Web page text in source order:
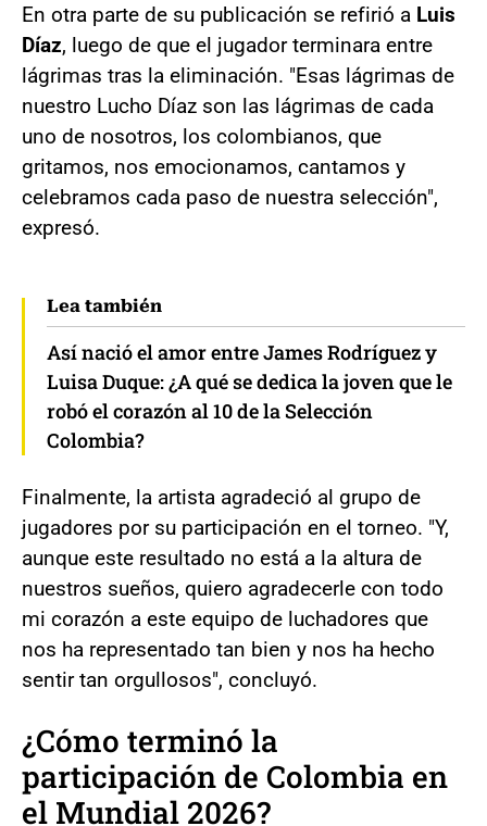
En otra parte de su publicación se refirió a Luis
Díaz, luego de que el jugador terminara entre
lágrimas tras la eliminación. "Esas lágrimas de
nuestro Lucho Díaz son las lágrimas de cada
uno de nosotros, los colombianos, que
gritamos, nos emocionamos, cantamos y
celebramos cada paso de nuestra selección",
expresó.
Lea también
Así nació el amor entre James Rodríguez y
Luisa Duque: ¿A qué se dedica la joven que le
robó el corazón al 10 de la Selección
Colombia?
Finalmente, la artista agradeció al grupo de
jugadores por su participación en el torneo. "Y,
aunque este resultado no está a la altura de
nuestros sueños, quiero agradecerle con todo
mi corazón a este equipo de luchadores que
nos ha representado tan bien y nos ha hecho
sentir tan orgullosos", concluyó.
¿Cómo terminó la
participación de Colombia en
el Mundial 2026?